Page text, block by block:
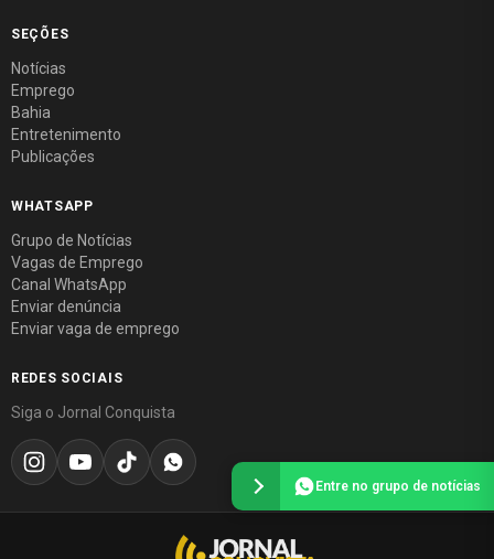
SEÇÕES
Notícias
Emprego
Bahia
Entretenimento
Publicações
WHATSAPP
Grupo de Notícias
Vagas de Emprego
Canal WhatsApp
Enviar denúncia
Enviar vaga de emprego
REDES SOCIAIS
Siga o Jornal Conquista
Entre no grupo de notícias